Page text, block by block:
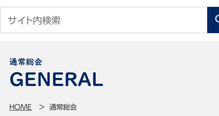
通常総会
HOME 通常総会